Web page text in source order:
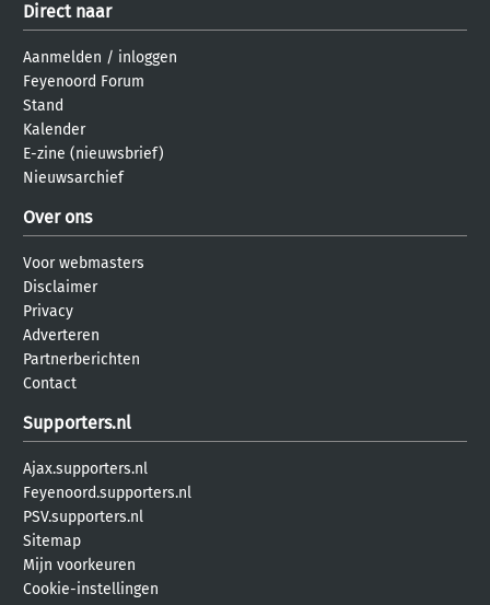
Direct naar
Aanmelden / inloggen
Feyenoord Forum
Stand
Kalender
E-zine (nieuwsbrief)
Nieuwsarchief
Over ons
Voor webmasters
Disclaimer
Privacy
Adverteren
Partnerberichten
Contact
Supporters.nl
Ajax.supporters.nl
Feyenoord.supporters.nl
PSV.supporters.nl
Sitemap
Mijn voorkeuren
Cookie-instellingen